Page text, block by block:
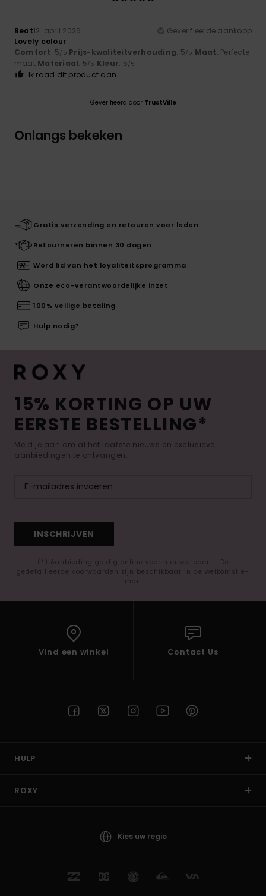
Beat12. april 2026
Geverifieerde aankoop
Lovely colour
Comfort: 5/5 Prijs-kwaliteitverhouding: 5/5 Maat: Perfecte
maat Materiaal: 5/5 Kleur: 5/5
Ik raad dit product aan
Geverifieerd door TrustVille
Onlangs bekeken
Gratis verzending en retouren voor leden
Retourneren binnen 30 dagen
Word lid van het loyaliteitsprogramma
Onze eco-verantwoordelijke inzet
100% veilige betaling
Hulp nodig?
15% KORTING OP UW
EERSTE BESTELLING*
Meld je aan om al het laatste nieuws en exclusieve
aanbiedingen te ontvangen.
INSCHRIJVEN
(*) Aanbieding geldig online voor nieuwe leden - De
gedetailleerde voorwaarden zijn beschikbaar in de welkomst e-
mail
Vind een winkel Contact Us
HULP
ROXY
Kies uw regio